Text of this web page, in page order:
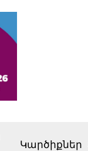
Կարծիքներ